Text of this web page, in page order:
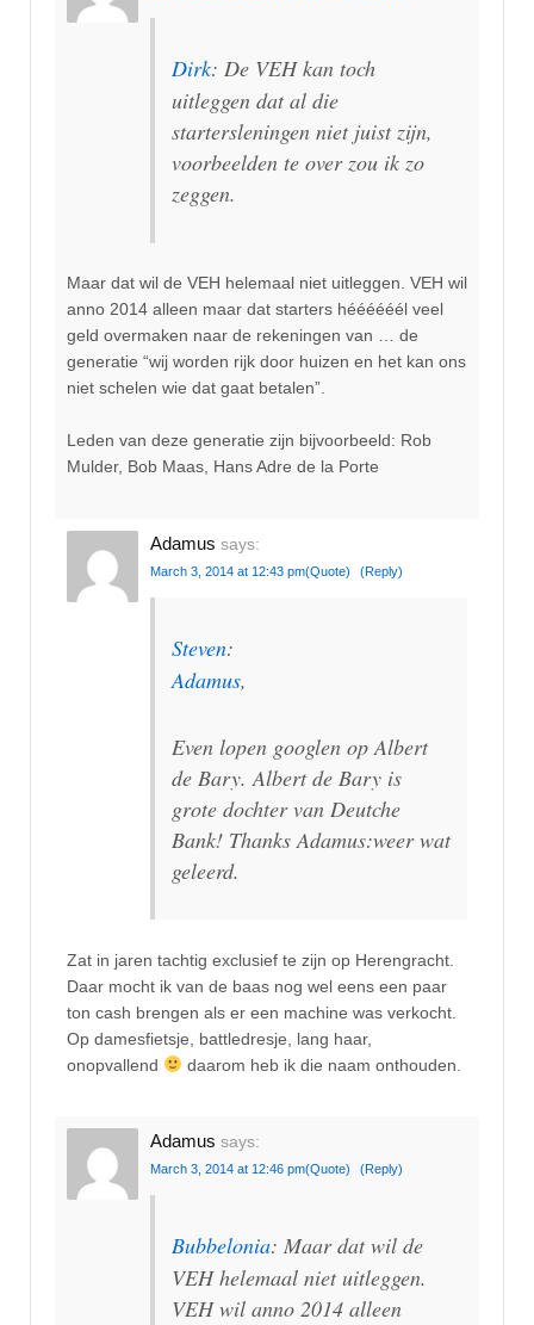
Dirk: De VEH kan toch
uitleggen dat al die
startersleningen niet juist zijn,
voorbeelden te over zou ik zo
zeggen.
Maar dat wil de VEH helemaal niet uitleggen. VEH wil
anno 2014 alleen maar dat starters héééééél veel
geld overmaken naar de rekeningen van … de
generatie “wij worden rijk door huizen en het kan ons
niet schelen wie dat gaat betalen”.
Leden van deze generatie zijn bijvoorbeeld: Rob
Mulder, Bob Maas, Hans Adre de la Porte
Adamus says:
March 3, 2014 at 12:43 pm(Quote) (Reply)
Steven:
Adamus,
Even lopen googlen op Albert
de Bary. Albert de Bary is
grote dochter van Deutche
Bank! Thanks Adamus:weer wat
geleerd.
Zat in jaren tachtig exclusief te zijn op Herengracht.
Daar mocht ik van de baas nog wel eens een paar
ton cash brengen als er een machine was verkocht.
Op damesfietsje, battledresje, lang haar,
onopvallend
daarom heb ik die naam onthouden.
Adamus says:
March 3, 2014 at 12:46 pm(Quote) (Reply)
Bubbelonia: Maar dat wil de
VEH helemaal niet uitleggen.
VEH wil anno 2014 alleen